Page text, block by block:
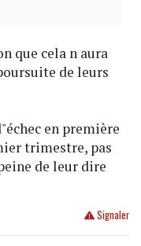
que cela n aura
de leurs
en première
trimestre, pas
de leur dire
Signaler